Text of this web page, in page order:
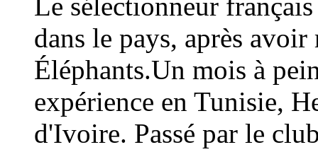
dans le pays, après
Éléphants.Un mois à
expérience en Tunisie,
d'Ivoire. Passé par le